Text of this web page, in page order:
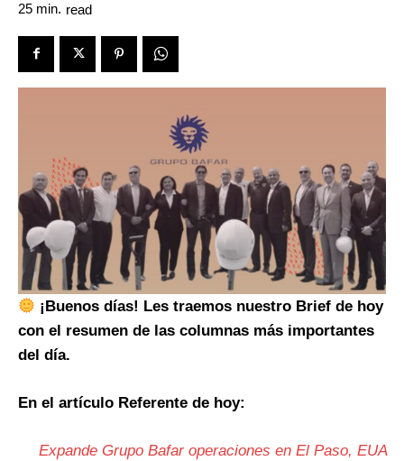
25 min. read
¡Buenos días! Les traemos nuestro Brief de hoy
con el resumen de las columnas más importantes
del día.
En el artículo Referente de hoy:
Expande Grupo Bafar operaciones en El Paso, EUA